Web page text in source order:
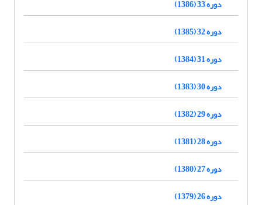
دوره 33 (1386)
دوره 32 (1385)
دوره 31 (1384)
دوره 30 (1383)
دوره 29 (1382)
دوره 28 (1381)
دوره 27 (1380)
دوره 26 (1379)